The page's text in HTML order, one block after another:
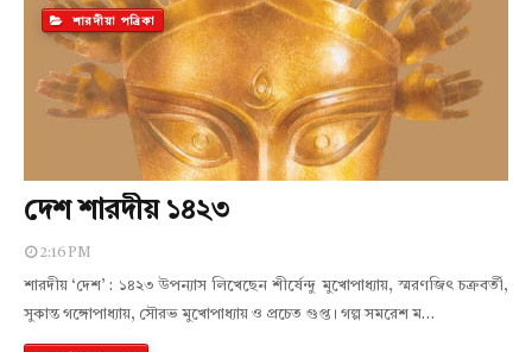
শারদীয়া পত্রিকা
দেশ শারদীয় ১৪২৩
2:16 PM
শারদীয় ‘দেশ’ : ১৪২৩ উপন্যাস লিখেছেন শীর্ষেন্দু মুখোপাধ্যায়, স্মরণজিৎ চক্রবর্তী,
সুকান্ত গঙ্গোপাধ্যায়, সৌরভ মুখোপাধ্যায় ও প্রচেত গুপ্ত। গল্প সমরেশ ম…